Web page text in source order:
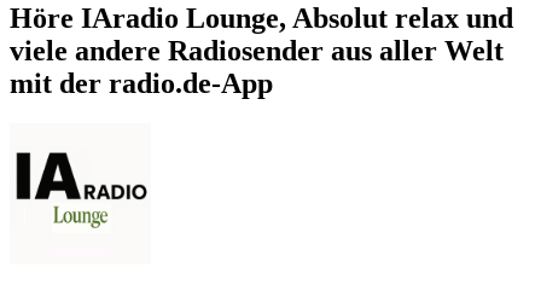
Höre IAradio Lounge, Absolut relax und
viele andere Radiosender aus aller Welt
mit der radio.de-App